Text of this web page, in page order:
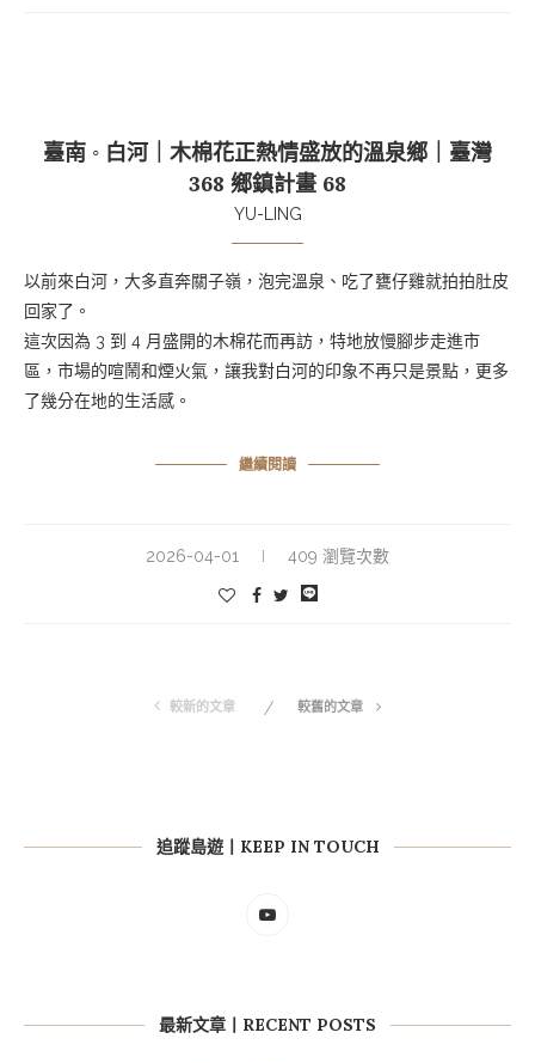
臺南 ◦ 白河｜木棉花正熱情盛放的溫泉鄉｜臺灣
368 鄉鎮計畫 68
YU-LING
以前來白河，大多直奔關子嶺，泡完溫泉、吃了甕仔雞就拍拍肚皮
回家了。
這次因為 3 到 4 月盛開的木棉花而再訪，特地放慢腳步走進市
區，市場的喧鬧和煙火氣，讓我對白河的印象不再只是景點，更多
了幾分在地的生活感。
繼續閱讀
2026-04-01 409 瀏覽次數
較新的文章 較舊的文章
追蹤島遊丨KEEP IN TOUCH
最新文章丨RECENT POSTS